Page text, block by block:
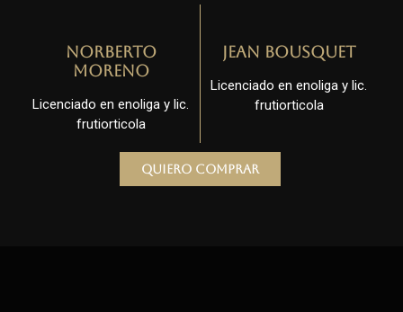
Norberto
Moreno
Licenciado en enoliga y lic.
frutiorticola
Jean Bousquet
Licenciado en enoliga y lic.
frutiorticola
Quiero comprar